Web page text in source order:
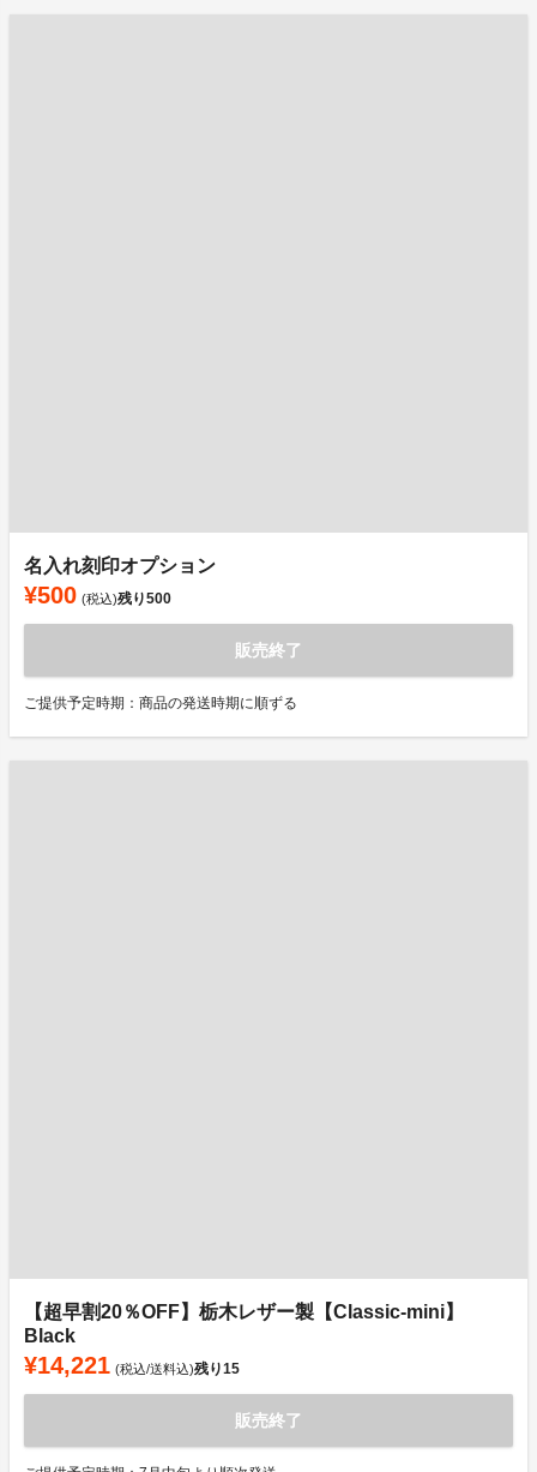
名入れ刻印オプション
¥500 (税込)残り500
販売終了
ご提供予定時期：商品の発送時期に順ずる
【超早割20％OFF】栃木レザー製【Classic-mini】
Black
¥14,221 (税込/送料込)残り15
販売終了